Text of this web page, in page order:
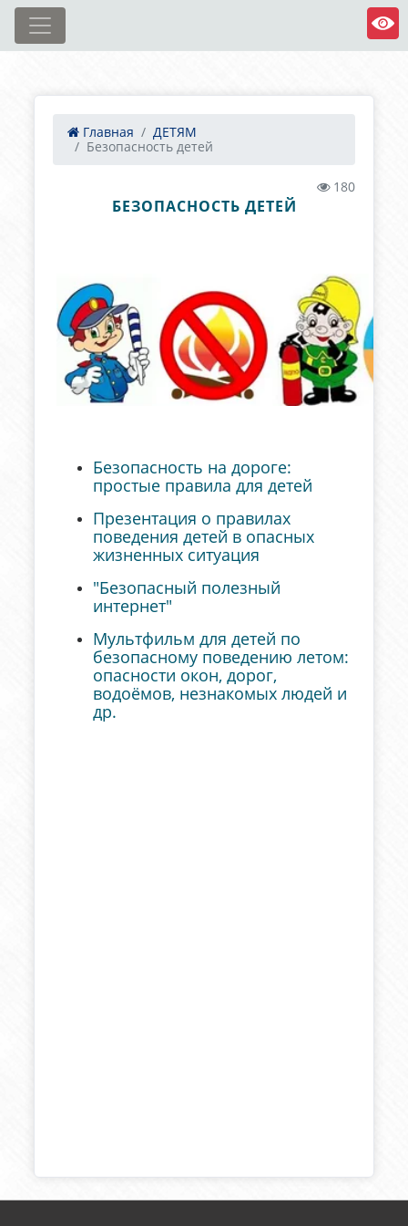
Главная
ДЕТЯМ
Безопасность детей
180
БЕЗОПАСНОСТЬ ДЕТЕЙ
Безопасность на дороге:
простые правила для детей
Презентация о правилах
поведения детей в опасных
жизненных ситуация
"Безопасный полезный
интернет"
Мультфильм для детей по
безопасному поведению летом:
опасности окон, дорог,
водоёмов, незнакомых людей и
др.